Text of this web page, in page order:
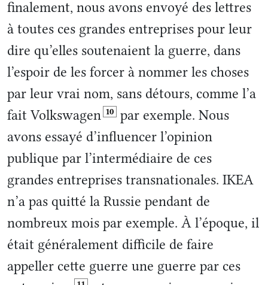
finalement, nous avons envoyé des lettres
à toutes ces grandes entreprises pour leur
dire qu’elles soutenaient la guerre, dans
l’espoir de les forcer à nommer les choses
par leur vrai nom, sans détours, comme l’a
fait Volkswagen 10 par exemple. Nous
avons essayé d’influencer l’opinion
publique par l’intermédiaire de ces
grandes entreprises transnationales. IKEA
n’a pas quitté la Russie pendant de
nombreux mois par exemple. À l’époque, il
était généralement difficile de faire
appeller cette guerre une guerre par ces